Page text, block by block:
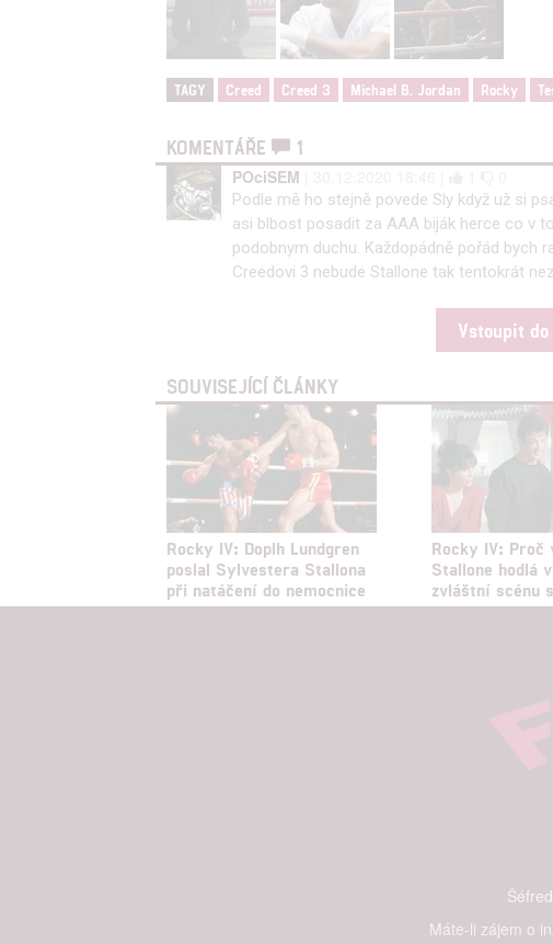
TAGY Creed Creed 3 Michael B. Jordan Rocky
KOMENTÁŘE
1
POciSEM
Podle mě ho stejně povede Sly když už si
asi blbost posadit za AAA biják herce co v
podobnym duchu. Každopádně pořád bych
Creedovi 3 nebude Stallone tak tentokrát
Vstoupit
SOUVISEJÍCÍ ČLÁNKY
Rocky IV: Doplh Lundgren
poslal Sylvestera Stallona
při natáčení do nemocnice
Rocky IV: Proč
Stallone hodlá
zvláštní scénu
Máte-li zájem o